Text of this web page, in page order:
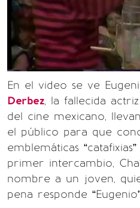
En el video se ve
Derbez, la fallecida
del cine mexicano,
el público para que
emblemáticas
primer intercambio,
nombre a un joven,
pena responde